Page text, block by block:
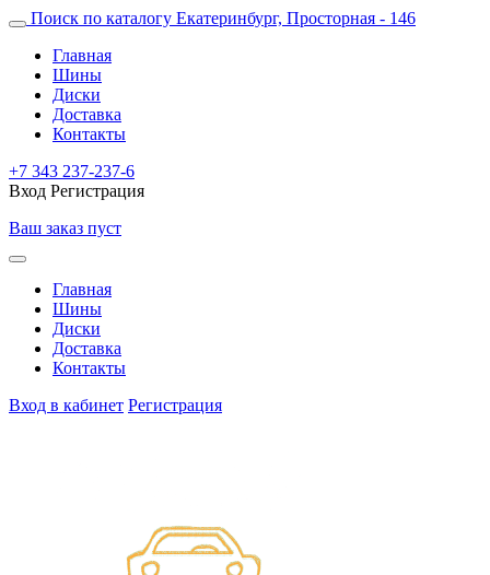
Поиск по каталогу Екатеринбург, Просторная - 146
Главная
Шины
Диски
Доставка
Контакты
+7 343 237-237-6
Вход Регистрация
Ваш заказ пуст
Главная
Шины
Диски
Доставка
Контакты
Вход в кабинет Регистрация